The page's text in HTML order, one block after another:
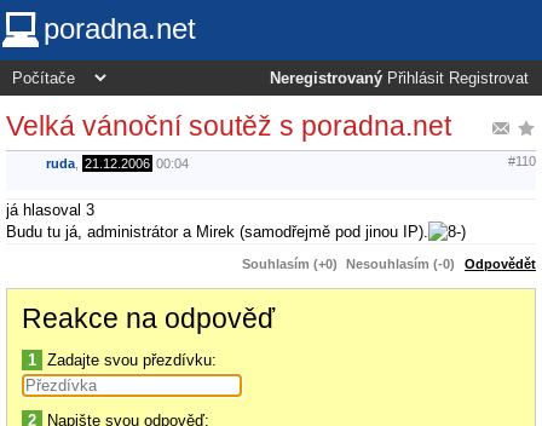
poradna.net
Neregistrovaný Přihlásit Registrovat
Velká vánoční soutěž s poradna.net
ruda 21.12.2006 00:04 #110
já hlasoval 3
Budu tu já, administrátor a Mirek (samodřejmě pod jinou IP).
Souhlasím (+0) Nesouhlasím (-0) Odpovědět
Reakce na odpověď
1 Zadajte svou přezdívku:
2 Napište svou odpověď: